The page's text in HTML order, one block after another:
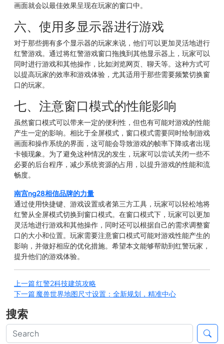
画面就会以最佳效果呈现在玩家的窗口中。
六、使用多显示器进行游戏
对于那些拥有多个显示器的玩家来说，他们可以更加灵活地进行
红警游戏。通过将红警游戏窗口拖拽到其他显示器上，玩家可以
同时进行游戏和其他操作，比如浏览网页、聊天等。这种方式可
以提高玩家的效率和游戏体验，尤其适用于那些需要频繁切换窗
口的玩家。
七、注意窗口模式的性能影响
虽然窗口模式可以带来一定的便利性，但也有可能对游戏的性能
产生一定的影响。相比于全屏模式，窗口模式需要同时绘制游戏
画面和操作系统的界面，这可能会导致游戏的帧率下降或者出现
卡顿现象。为了避免这种情况的发生，玩家可以尝试关闭一些不
必要的后台程序，减少系统资源的占用，以提升游戏的性能和流
畅度。
南宫ng28相信品牌的力量
通过使用快捷键、游戏设置或者第三方工具，玩家可以轻松地将
红警从全屏模式切换到窗口模式。在窗口模式下，玩家可以更加
灵活地进行游戏和其他操作，同时还可以根据自己的需求调整窗
口的大小和位置。玩家需要注意窗口模式可能对游戏性能产生的
影响，并做好相应的优化措施。希望本文能够帮助到红警玩家，
提升他们的游戏体验。
上一篇红警2科技建筑攻略
下一篇魔兽世界地图尺寸设置：全新规划，精准中心
搜索